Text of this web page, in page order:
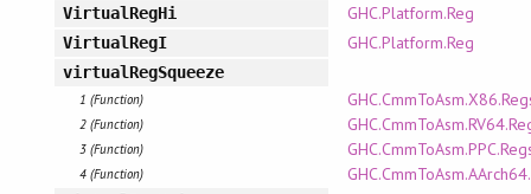
VirtualRegHi GHC.Platform.Reg
VirtualRegI GHC.Platform.Reg
virtualRegSqueeze
1 (Function)
2 (Function)
3 (Function)
4 (Function)